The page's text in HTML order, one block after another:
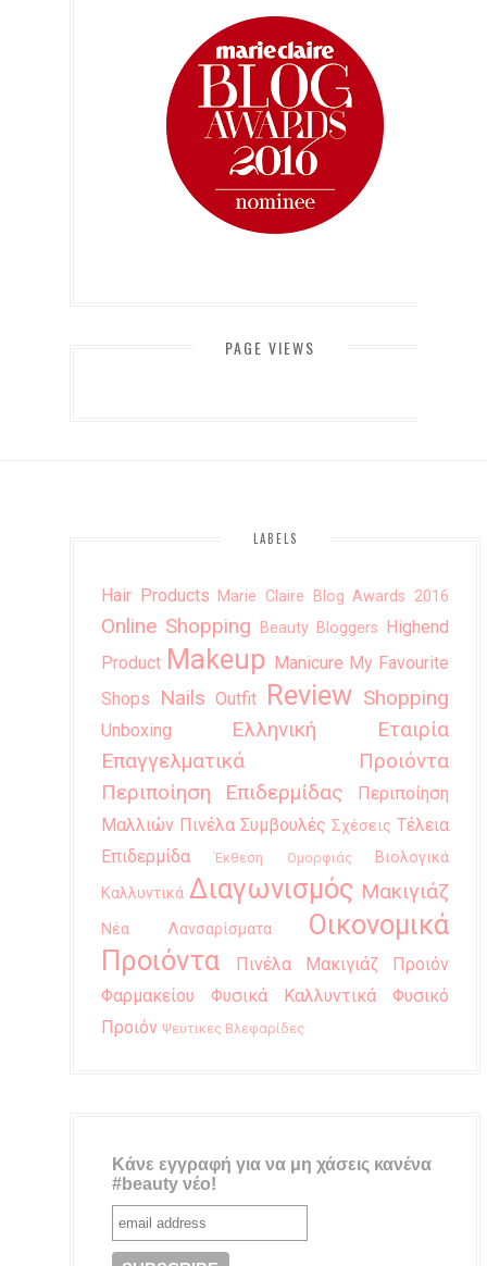
PAGE VIEWS
LABELS
Hair Products Marie Claire Blog Awards 2016
Online Shopping Beauty Bloggers
Highend
Product Makeup Manicure My Favourite
Shops
Nails Outfit Review Shopping
Unboxing
Ελληνική Εταιρία
Επαγγελματικά Προιόντα
Περιποίηση Επιδερμίδας
Περιποίηση
Μαλλιών Πινέλα Συμβουλές Σχέσεις Τέλεια
Επιδερμίδα
Έκθεση Ομορφιάς
Βιολογικά
Καλλυντικά Διαγωνισμός Μακιγιάζ
Νέα Λανσαρίσματα
Οικονομικά
Προιόντα
Πινέλα Μακιγιάζ
Προιόν
Φαρμακείου
Φυσικά Καλλυντικά
Φυσικό
Προιόν Ψευτικες Βλεφαρίδες
Κάνε εγγραφή για να μη χάσεις κανένα
#beauty νέο!